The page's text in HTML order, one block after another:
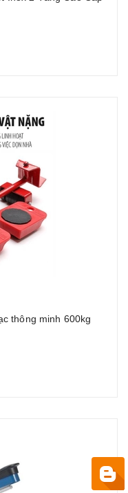
thông minh 600kg